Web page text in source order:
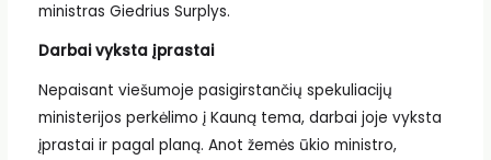
ministras Giedrius Surplys.
Darbai vyksta įprastai
Nepaisant viešumoje pasigirstančių spekuliacijų
ministerijos perkėlimo į Kauną tema, darbai joje vyksta
įprastai ir pagal planą. Anot žemės ūkio ministro,